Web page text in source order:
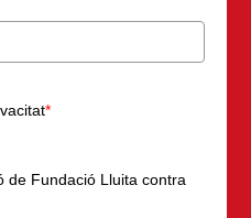
*
de Fundació Lluita contra